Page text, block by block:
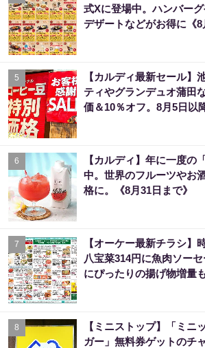
式Xに登場中。ハンバーグ
デザートなどがお得に《8
5
【カルディ最新セール】
ティやグランデュオ蒲田
価＆10％オフ。8月5日以
6
【カルディ】年に一度の
中。世界のフルーツやお
格に。《8月31日まで》
7
【オーケー最新チラシ】
八宝菜314円に魚肉ソー
にぴったりの揚げ物増量
8
【ミニストップ】「ミニ
ガー」無料券ゲットのチ